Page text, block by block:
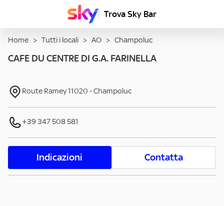
Trova Sky Bar
Home > Tutti i locali > AO > Champoluc
CAFE DU CENTRE DI G.A. FARINELLA
Route Ramey11020 -Champoluc
+39 347 508 581
Indicazioni Contatta